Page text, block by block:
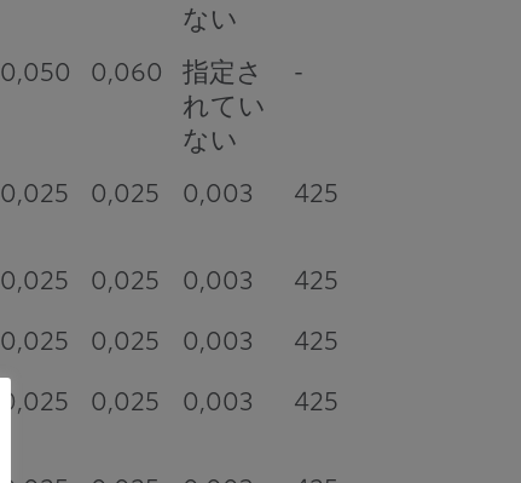
ない
0,050 0,060
指定さ
れてい
ない
-
0,025 0,025 0,003 425
0,025 0,025 0,003 425
0,025 0,025 0,003 425
0,025 0,025 0,003 425